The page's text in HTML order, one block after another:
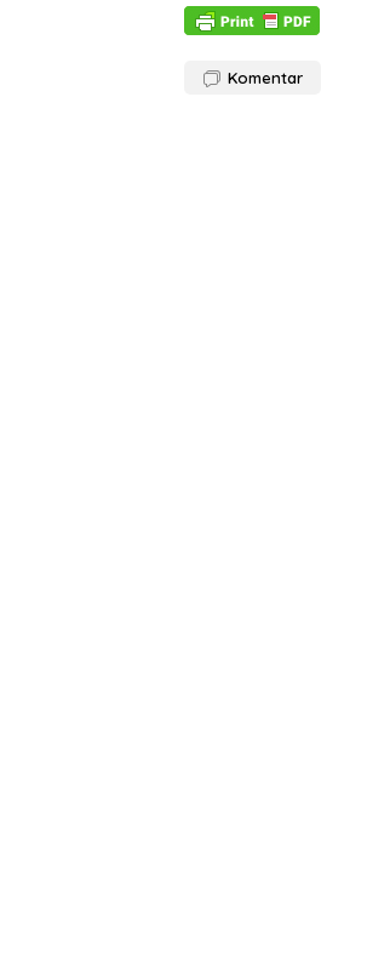
Komentar